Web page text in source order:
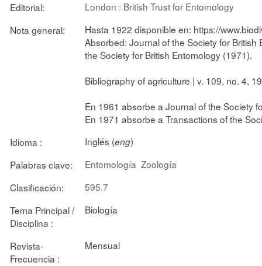
Editorial:
London : British Trust for Entomology
Nota general:
Hasta 1922 disponible en: https://
Absorbed: Journal of the Society for
the Society for British Entomology (1971).
Bibliography of agriculture | v. 109, no. 4,
En 1961 absorbe a Journal of the Society
En 1971 absorbe a Transactions of the
Idioma :
Inglés (eng)
Palabras clave:
Entomología Zoología
Clasificación:
595.7
Tema Principal /
Disciplina :
Biología
Revista-
Frecuencia :
Mensual